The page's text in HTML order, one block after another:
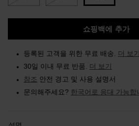
쇼핑백에 추가
등록된 고객을 위한 무료 배송. 더 보기
30일 이내 무료 반품. 더 보기
참조 안전 경고 및 사용 설명서
문의해주세요? 한국어로 응대 가능합